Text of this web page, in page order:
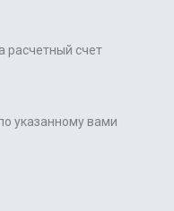
расчетный счет
указанному вами